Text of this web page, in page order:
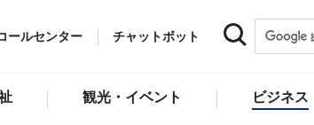
ールセンター チャットボット
観光・イベント ビジネス